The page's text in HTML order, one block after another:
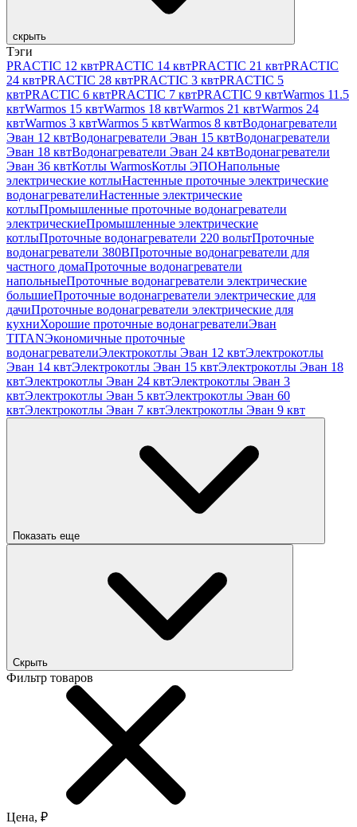
скрыть
Тэги
PRACTIC 12 квтPRACTIC 14 квтPRACTIC 21 квтPRACTIC
24 квтPRACTIC 28 квтPRACTIC 3 квтPRACTIC 5
квтPRACTIC 6 квтPRACTIC 7 квтPRACTIC 9 квтWarmos 11.5
квтWarmos 15 квтWarmos 18 квтWarmos 21 квтWarmos 24
квтWarmos 3 квтWarmos 5 квтWarmos 8 квтВодонагреватели
Эван 12 квтВодонагреватели Эван 15 квтВодонагреватели
Эван 18 квтВодонагреватели Эван 24 квтВодонагреватели
Эван 36 квтКотлы WarmosКотлы ЭПОНапольные
электрические котлыНастенные проточные электрические
водонагревателиНастенные электрические
котлыПромышленные проточные водонагреватели
электрическиеПромышленные электрические
котлыПроточные водонагреватели 220 вольтПроточные
водонагреватели 380ВПроточные водонагреватели для
частного домаПроточные водонагреватели
напольныеПроточные водонагреватели электрические
большиеПроточные водонагреватели электрические для
дачиПроточные водонагреватели электрические для
кухниХорошие проточные водонагревателиЭван
TITANЭкономичные проточные
водонагревателиЭлектрокотлы Эван 12 квтЭлектрокотлы
Эван 14 квтЭлектрокотлы Эван 15 квтЭлектрокотлы Эван 18
квтЭлектрокотлы Эван 24 квтЭлектрокотлы Эван 3
квтЭлектрокотлы Эван 5 квтЭлектрокотлы Эван 60
квтЭлектрокотлы Эван 7 квтЭлектрокотлы Эван 9 квт
Показать еще
Скрыть
Фильтр товаров
Цена, ₽